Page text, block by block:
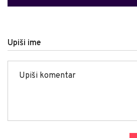
Upiši ime